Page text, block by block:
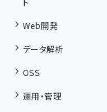
Web開発
データ解析
OSS
運用・管理